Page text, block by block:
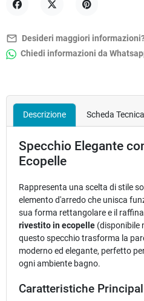
mail_outline Desideri maggiori
Chiedi informazioni da
Descrizione Scheda Tecnica
Specchio Elegante
Ecopelle
Rappresenta una scelta di stile
elemento d'arredo che unisca
sua forma rettangolare e il
rivestito in ecopelle (disponibile
questo specchio trasforma la
moderno ed elegante, perfetto
ogni ambiente bagno.
Caratteristiche